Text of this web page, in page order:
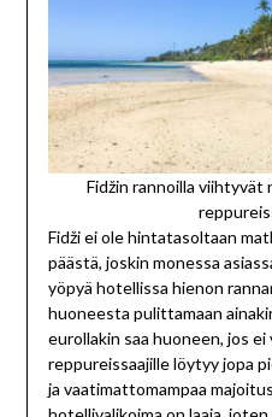
Fidžin rannoilla viihtyvät
Fidži ei ole hintatasoltaan
päästä, joskin monessa
yöpyä hotellissa hienon
huoneesta pulittamaan
eurollakin saa huoneen, jos
reppureissaajille löytyy jopa
ja vaatimattomampaa